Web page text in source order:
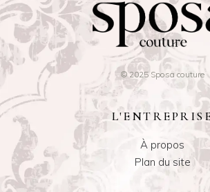
© 2025 Sposa couture
À propos
Plan du site